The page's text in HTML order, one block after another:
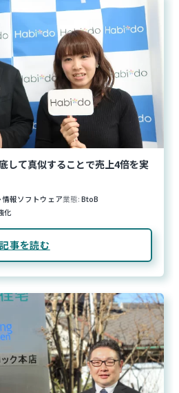
して真似することで売上4倍を実
情報ソフトウェア業態 BtoB
化
記事を読む